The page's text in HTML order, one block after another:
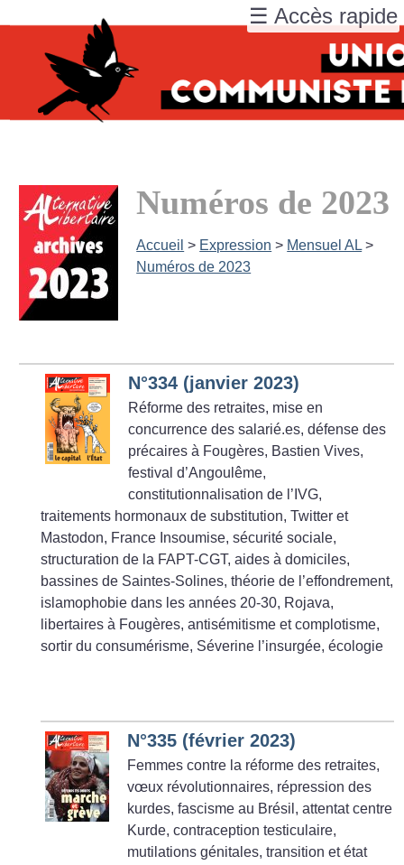
Numéros de 2023
Accueil > Expression > Mensuel AL >
Numéros de 2023
N°334 (janvier 2023)
Réforme des retraites, mise en
concurrence des salarié.es, défense des
précaires à Fougères, Bastien Vives,
festival d’Angoulême,
constitutionnalisation de l’IVG,
traitements hormonaux de substitution, Twitter et
Mastodon, France Insoumise, sécurité sociale,
structuration de la FAPT-CGT, aides à domiciles,
bassines de Saintes-Solines, théorie de l’effondrement,
islamophobie dans les années 20-30, Rojava,
libertaires à Fougères, antisémitisme et complotisme,
sortir du consumérisme, Séverine l’insurgée, écologie
N°335 (février 2023)
Femmes contre la réforme des retraites,
vœux révolutionnaires, répression des
kurdes, fascisme au Brésil, attentat centre
Kurde, contraception testiculaire,
mutilations génitales, transition et état
☰ Accès rapide